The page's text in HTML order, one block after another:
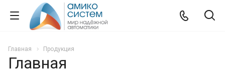
Главная Продукция
Главная